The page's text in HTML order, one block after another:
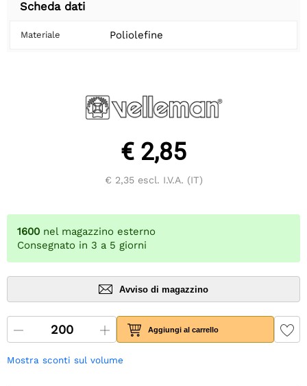
Scheda dati
Materiale Poliolefine
€ 2,85
€ 2,35escl. I.V.A. (IT)
1600 nel magazzino esterno
Consegnato in 3 a 5 giorni
Avviso di magazzino
Aggiungi al carrello
Mostra sconti sul volume